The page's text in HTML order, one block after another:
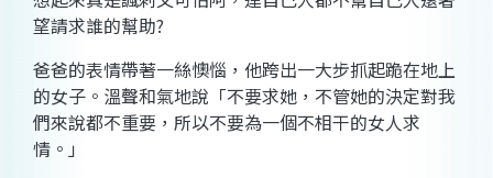
望請求誰的幫助?
爸爸的表情帶著一絲懊惱，他跨出一大步抓起跪在地上
的女子。溫聲和氣地說「不要求她，不管她的決定對我
們來說都不重要，所以不要為一個不相干的女人求
情。」